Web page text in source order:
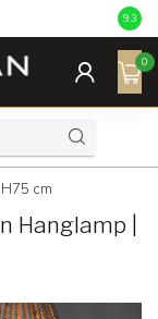
9.3
0
cm
Hanglamp |